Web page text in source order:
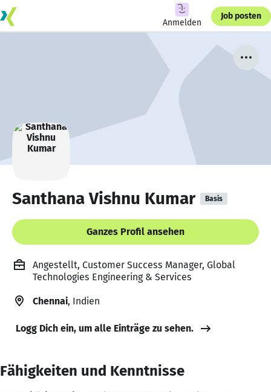
Anmelden
Job posten
Santhana Vishnu Kumar Basis
Ganzes Profil ansehen
Angestellt, Customer Success Manager, Global
Technologies Engineering & Services
Chennai, Indien
Logg Dich ein, um alle Einträge zu sehen.
Fähigkeiten und Kenntnisse